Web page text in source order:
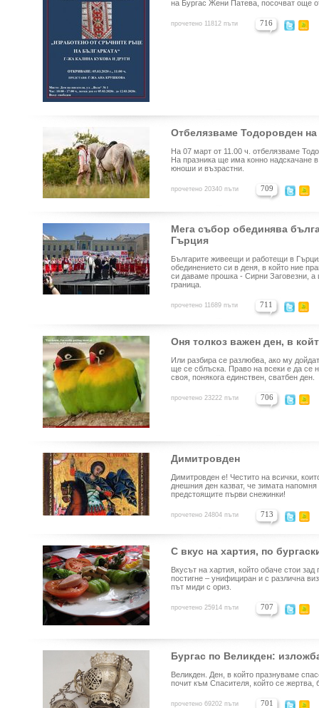
на Бургас Жени Патева, посочват още
прочетено 11812 пъти 716
Отбелязваме Тодоровден на
На 07 март от 11.00 ч. отбелязваме
На празника ще има конно надскачане
юноши и възрастни.
прочетено 20340 пъти 709
Мега събор обединява
Гърция
Българите живеещи и работещи в
обединението си в деня, в който ние
си даваме прошка - Сирни Заговезни, а
граница.
прочетено 11689 пъти 711
Оня толкоз важен ден, в
Или разбира се разлюбва, ако му
ще се сблъска. Право на всеки е да се
своя, понякога единствен, сватбен ден.
прочетено 23222 пъти 706
Димитровден
Димитровден е! Честито на всички,
днешния ден казват, че зимата напомня
предстоящите първи снежинки!
прочетено 24804 пъти 713
С вкус на хартия, по
Вкусът на хартия, който обаче стои
постигне – унифициран и с различна
път миди с ориз.
прочетено 25914 пъти 707
Бургас по Великден:
Великден. Ден, в който празнуваме
почит към Спасителя, който се жертва,
прочетено 69202 пъти 701